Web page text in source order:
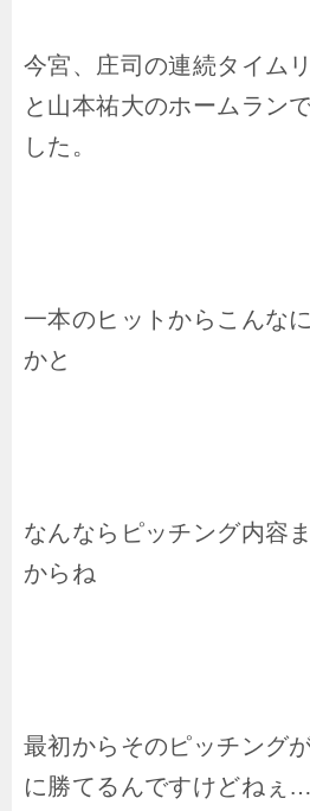
今宮、庄司の連続タイム
と山本祐大のホームラン
した。
一本のヒットからこんな
かと
なんならピッチング内容
からね
最初からそのピッチング
に勝てるんですけどねぇ…